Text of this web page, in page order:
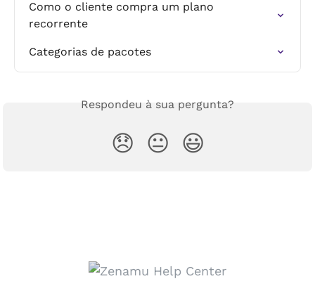
Como o cliente compra um plano
recorrente
Categorias de pacotes
Respondeu à sua pergunta?
😞 😐 😃